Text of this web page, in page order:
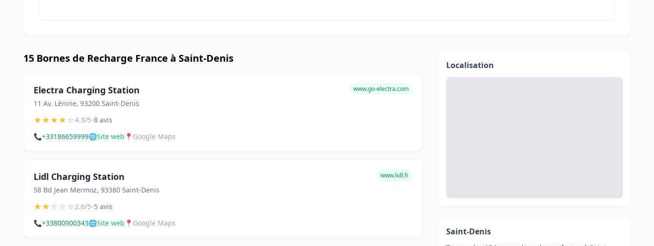
15 Bornes de Recharge France à Saint-Denis
Electra Charging Station
11 Av. Lénine, 93200 Saint-Denis
www.go-electra.com
★★★★☆4.3/5•8 avis
📞+33186659999🌐Site web 📍 Google Maps
Lidl Charging Station
58 Bd Jean Mermoz, 93380 Saint-Denis
www.lidl.fr
★★☆☆☆2.6/5•5 avis
📞+33800900343🌐Site web 📍 Google Maps
Localisation
Saint-Denis